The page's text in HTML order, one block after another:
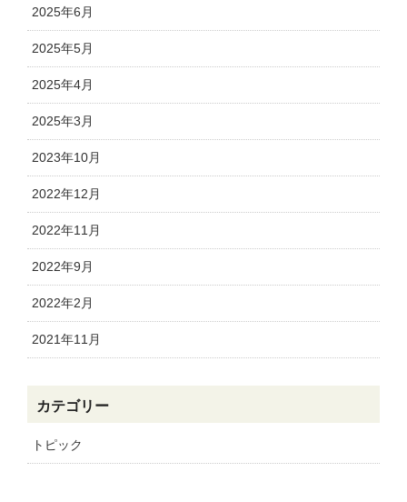
2025年6月
2025年5月
2025年4月
2025年3月
2023年10月
2022年12月
2022年11月
2022年9月
2022年2月
2021年11月
カテゴリー
トピック